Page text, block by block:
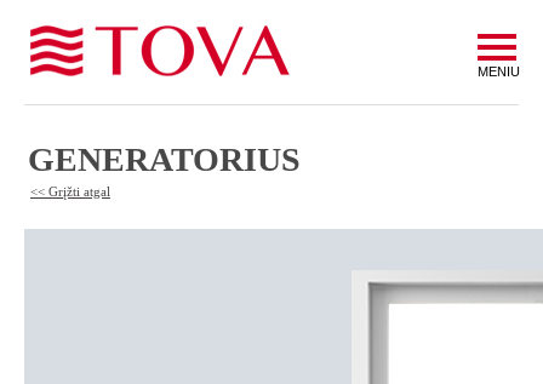
MENIU
GENERATORIUS
<< Grįžti atgal